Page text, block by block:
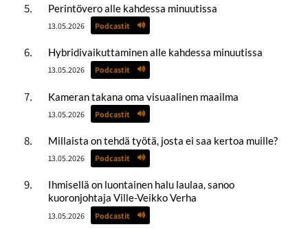
Perintövero alle kahdessa minuutissa
13.05.2026 Podcastit
Hybridivaikuttaminen alle kahdessa minuutissa
13.05.2026 Podcastit
Kameran takana oma visuaalinen maailma
13.05.2026 Podcastit
Millaista on tehdä työtä, josta ei saa kertoa muille?
13.05.2026 Podcastit
Ihmisellä on luontainen halu laulaa, sanoo
kuoronjohtaja Ville-Veikko Verha
13.05.2026 Podcastit